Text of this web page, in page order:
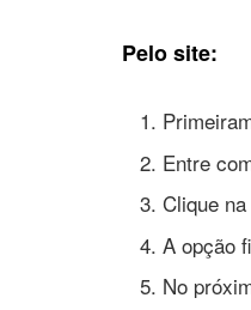
Pelo site:
Entre
Clique
A opção
No